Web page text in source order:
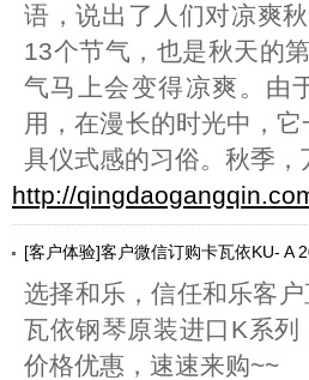
语，说出了人们对凉爽
13个节气，也是秋天的
气马上会变得凉爽。由
用，在漫长的时光中，
具仪式感的习俗。秋季
http://
[客户体验]客户微信订购卡瓦依KU- A
选择和乐，信任和乐客
瓦依钢琴原装进口K系
价格优惠，速速来购~~